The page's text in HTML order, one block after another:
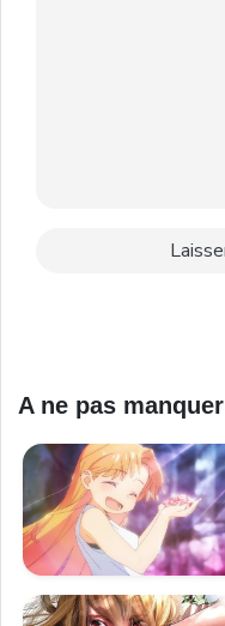
A ne pas manquer